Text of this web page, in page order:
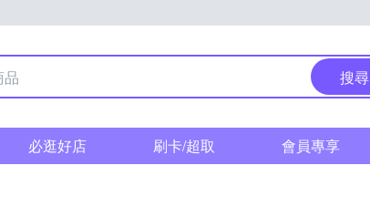
搜尋
必逛好店 刷卡/超取 會員專享